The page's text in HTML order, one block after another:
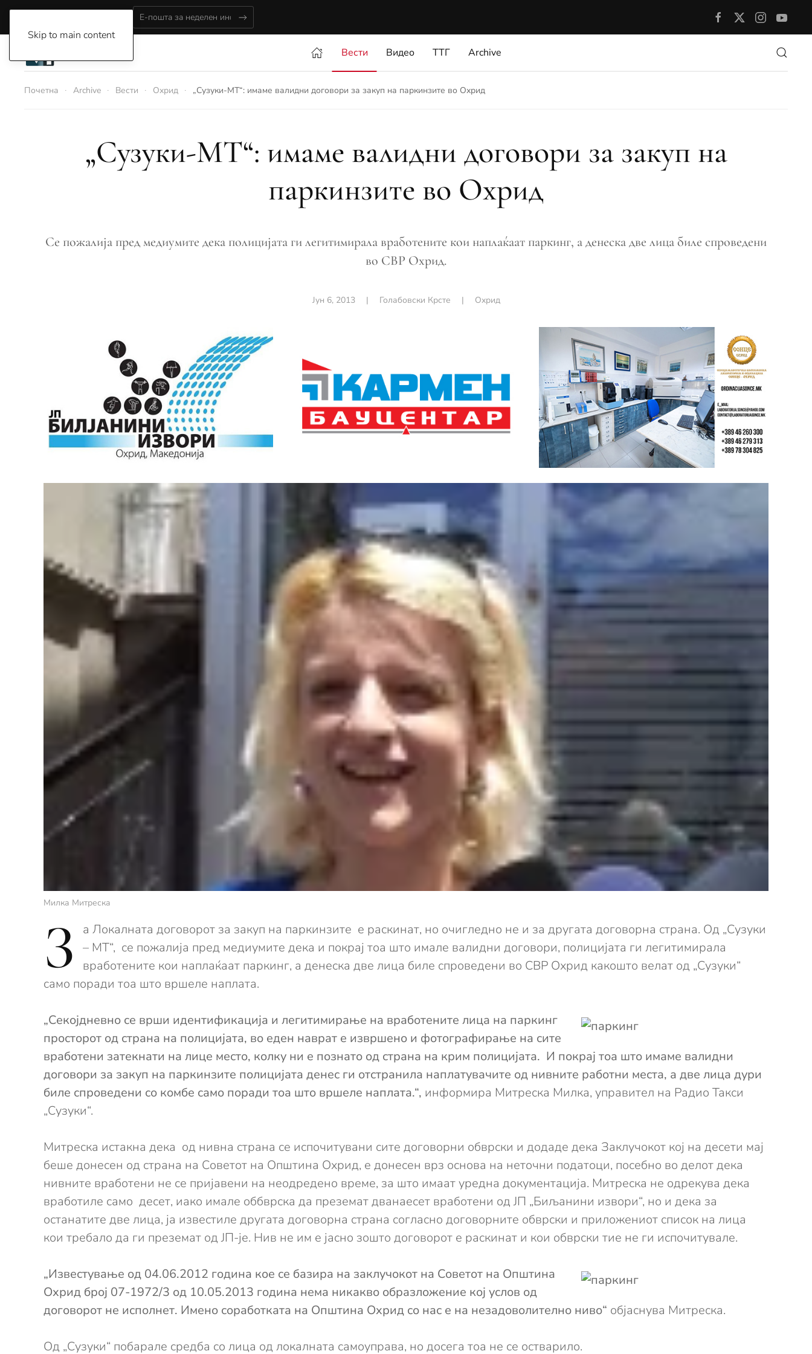
Skip to main content
Вести Видео ТТГ Archive
Почетна Archive Вести Охрид „Сузуки-МТ“: имаме валидни договори за закуп на паркинзите во Охрид
„Сузуки-МТ“: имаме валидни договори за закуп на
паркинзите во Охрид
Се пожалија пред медиумите дека полицијата ги легитимирала вработените кои наплаќаат паркинг, а денеска две лица биле спроведени
во СВР Охрид.
Јун 6, 2013| Голабовски Крсте | Охрид
Милка Митреска
З
а Локалната договорот за закуп на паркинзите е раскинат, но очигледно не и за другата договорна страна. Од „Сузуки
– МТ“, се пожалија пред медиумите дека и покрај тоа што имале валидни договори, полицијата ги легитимирала
вработените кои наплаќаат паркинг, а денеска две лица биле спроведени во СВР Охрид какошто велат од „Сузуки“
само поради тоа што вршеле наплата.
„Секојдневно се врши идентификација и легитимирање на вработените лица на паркинг
просторот од страна на полицијата, во еден наврат е извршено и фотографирање на сите
вработени затекнати на лице место, колку ни е познато од страна на крим полицијата. И покрај тоа што имаме валидни
договори за закуп на паркинзите полицијата денес ги отстранила наплатувачите од нивните работни места, а две лица дури
биле спроведени со комбе само поради тоа што вршеле наплата.“, информира Митреска Милка, управител на Радио Такси
„Сузуки“.
Митреска истакна дека од нивна страна се испочитувани сите договорни обврски и додаде дека Заклучокот кој на десети мај
беше донесен од страна на Советот на Општина Охрид, е донесен врз основа на неточни податоци, посебно во делот дека
нивните вработени не се пријавени на неодредено време, за што имаат уредна документација. Митреска не одрекува дека
вработиле само десет, иако имале оббврска да преземат дванаесет вработени од ЈП „Биљанини извори“, но и дека за
останатите две лица, ја известиле другата договорна страна согласно договорните обврски и приложениот список на лица
кои требало да ги преземат од ЈП-је. Нив не им е јасно зошто договорот е раскинат и кои обврски тие не ги испочитувале.
„Известување од 04.06.2012 година кое се базира на заклучокот на Советот на Општина
Охрид број 07-1972/3 од 10.05.2013 година нема никакво образложение кој услов од
договорот не исполнет. Имено соработката на Општина Охрид со нас е на незадоволително ниво“ објаснува Митреска.
Од „Сузуки“ побарале средба со лица од локалната самоуправа, но досега тоа не се остварило.